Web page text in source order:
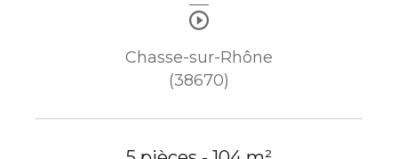
Chasse-sur-Rhône
(38670)